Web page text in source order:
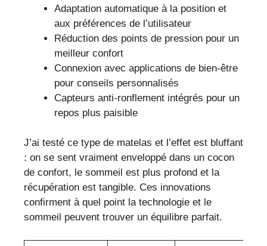
Adaptation automatique à la position et
aux préférences de l’utilisateur
Réduction des points de pression pour un
meilleur confort
Connexion avec applications de bien-être
pour conseils personnalisés
Capteurs anti-ronflement intégrés pour un
repos plus paisible
J’ai testé ce type de matelas et l’effet est bluffant
: on se sent vraiment enveloppé dans un cocon
de confort, le sommeil est plus profond et la
récupération est tangible. Ces innovations
confirment à quel point la technologie et le
sommeil peuvent trouver un équilibre parfait.